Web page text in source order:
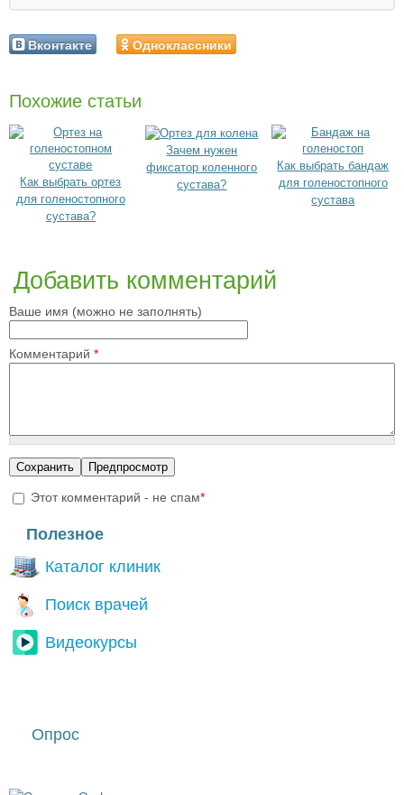
Вконтакте Одноклассники
Похожие статьи
Как выбрать ортез
для голеностопного
сустава?
Зачем нужен
фиксатор коленного
сустава?
Как выбрать бандаж
для голеностопного
сустава
Добавить комментарий
Ваше имя (можно не заполнять)
Комментарий *
Этот комментарий - не спам*
Полезное
Каталог клиник
Поиск врачей
Видеокурсы
Опрос